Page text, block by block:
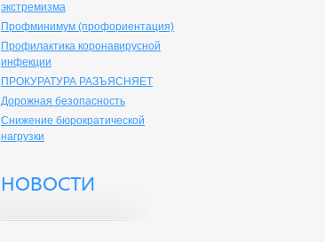
экстремизма
Профминимум (профориентация)
Профилактика коронавирусной
инфекции
ПРОКУРАТУРА РАЗЪЯСНЯЕТ
Дорожная безопасность
Снижение бюрократической
нагрузки
НОВОСТИ